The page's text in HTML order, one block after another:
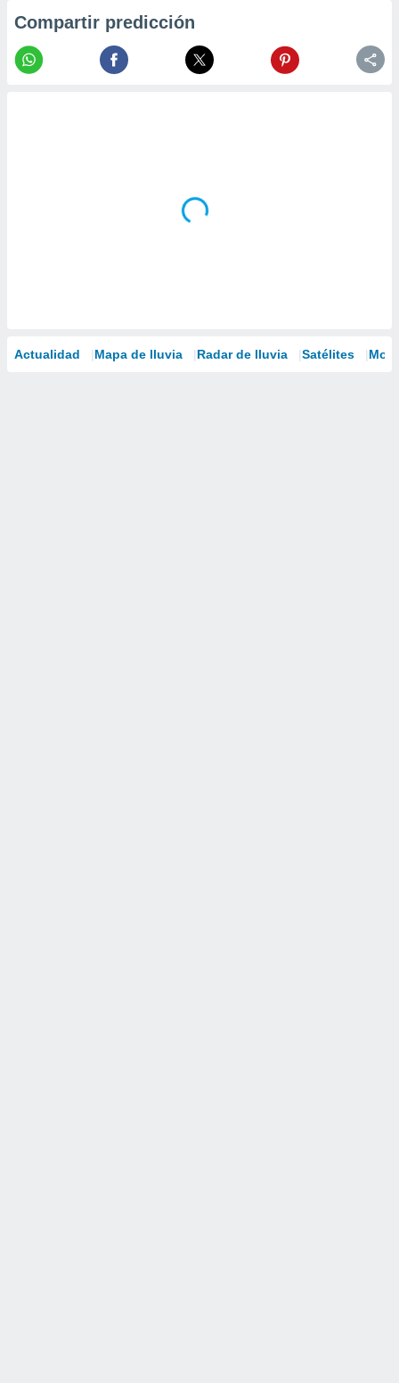
Compartir predicción
Actualidad Mapa de lluvia Radar de lluvia Satélites